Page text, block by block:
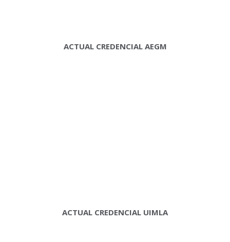
ACTUAL CREDENCIAL AEGM
ACTUAL CREDENCIAL UIMLA